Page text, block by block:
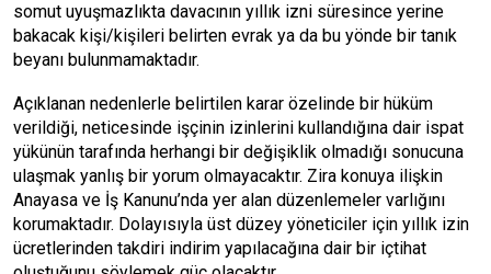
somut uyuşmazlıkta davacının yıllık izni süresince yerine
bakacak kişi/kişileri belirten evrak ya da bu yönde bir tanık
beyanı bulunmamaktadır.
Açıklanan nedenlerle belirtilen karar özelinde bir hüküm
verildiği, neticesinde işçinin izinlerini kullandığına dair ispat
yükünün tarafında herhangi bir değişiklik olmadığı sonucuna
ulaşmak yanlış bir yorum olmayacaktır. Zira konuya ilişkin
Anayasa ve İş Kanunu’nda yer alan düzenlemeler varlığını
korumaktadır. Dolayısıyla üst düzey yöneticiler için yıllık izin
ücretlerinden takdiri indirim yapılacağına dair bir içtihat